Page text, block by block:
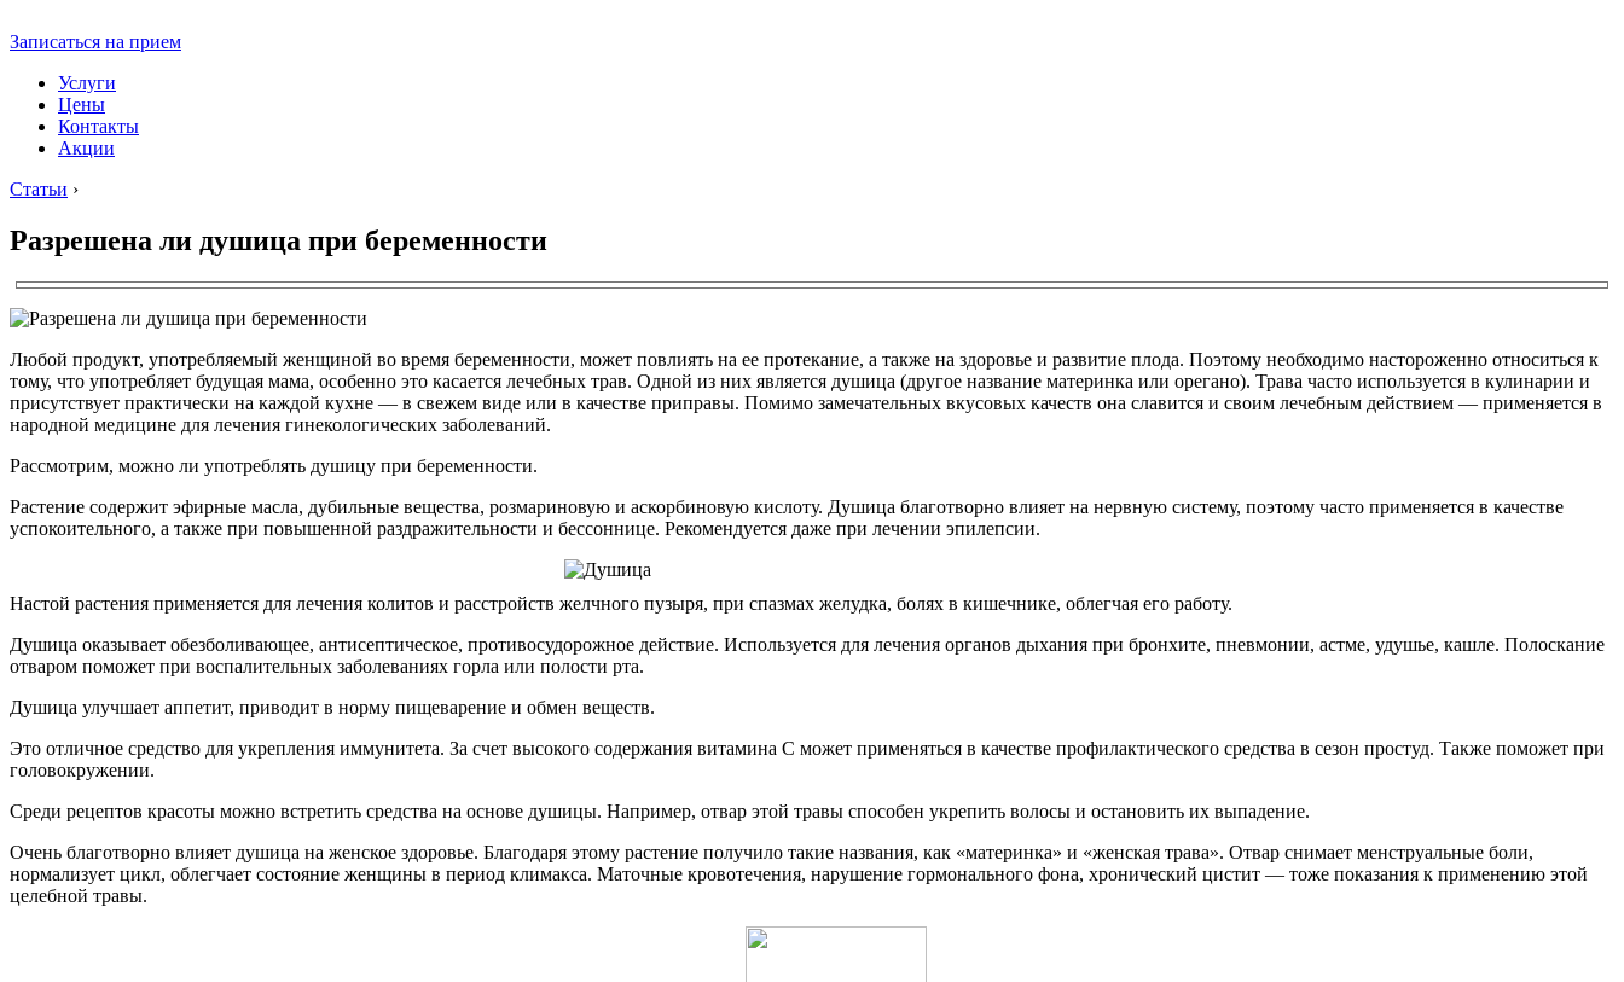
Записаться на прием
Услуги
Цены
Контакты
Акции
Статьи ›
Разрешена ли душица при беременности
Любой продукт, употребляемый женщиной во время беременности, может повлиять на ее протекание, а также на здоровье и развитие плода. Поэтому необходимо настороженно относиться к
тому, что употребляет будущая мама, особенно это касается лечебных трав. Одной из них является душица (другое название материнка или орегано). Трава часто используется в кулинарии и
присутствует практически на каждой кухне — в свежем виде или в качестве приправы. Помимо замечательных вкусовых качеств она славится и своим лечебным действием — применяется в
народной медицине для лечения гинекологических заболеваний.
Рассмотрим, можно ли употреблять душицу при беременности.
Растение содержит эфирные масла, дубильные вещества, розмариновую и аскорбиновую кислоту. Душица благотворно влияет на нервную систему, поэтому часто применяется в качестве
успокоительного, а также при повышенной раздражительности и бессоннице. Рекомендуется даже при лечении эпилепсии.
Настой растения применяется для лечения колитов и расстройств желчного пузыря, при спазмах желудка, болях в кишечнике, облегчая его работу.
Душица оказывает обезболивающее, антисептическое, противосудорожное действие. Используется для лечения органов дыхания при бронхите, пневмонии, астме, удушье, кашле. Полоскание
отваром поможет при воспалительных заболеваниях горла или полости рта.
Душица улучшает аппетит, приводит в норму пищеварение и обмен веществ.
Это отличное средство для укрепления иммунитета. За счет высокого содержания витамина С может применяться в качестве профилактического средства в сезон простуд. Также поможет при
головокружении.
Среди рецептов красоты можно встретить средства на основе душицы. Например, отвар этой травы способен укрепить волосы и остановить их выпадение.
Очень благотворно влияет душица на женское здоровье. Благодаря этому растение получило такие названия, как «материнка» и «женская трава». Отвар снимает менструальные боли,
нормализует цикл, облегчает состояние женщины в период климакса. Маточные кровотечения, нарушение гормонального фона, хронический цистит — тоже показания к применению этой
целебной травы.